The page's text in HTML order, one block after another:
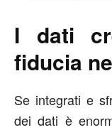
I dati
fiducia
Se integrati e
dei dati è